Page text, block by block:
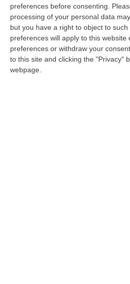
preferences before consenting.
processing of your personal data
but you have a right to object to
preferences will apply to this website
preferences or withdraw your
to this site and clicking the "Privacy"
webpage.
«Sorical lascia Botricello